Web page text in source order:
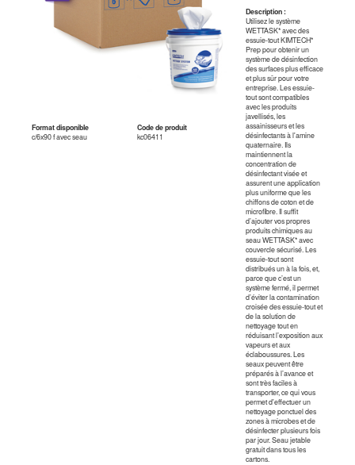
Format disponible
Code de produit
c/6x90 f avec seau
kc06411
Description :
Utilisez le système
WETTASK* avec des
essuie-tout KIMTECH*
Prep pour obtenir un
système de désinfection
des surfaces plus efficace
et plus sûr pour votre
entreprise. Les essuie-
tout sont compatibles
avec les produits
javellisés, les
assainisseurs et les
désinfectants à l'amine
quaternaire. Ils
maintiennent la
concentration de
désinfectant visée et
assurent une application
plus uniforme que les
chiffons de coton et de
microfibre. Il suffit
d’ajouter vos propres
produits chimiques au
seau WETTASK* avec
couvercle sécurisé. Les
essuie-tout sont
distribués un à la fois, et,
parce que c’est un
système fermé, il permet
d’éviter la contamination
croisée des essuie-tout et
de la solution de
nettoyage tout en
réduisant l’exposition aux
vapeurs et aux
éclaboussures. Les
seaux peuvent être
préparés à l’avance et
sont très faciles à
transporter, ce qui vous
permet d'effectuer un
nettoyage ponctuel des
zones à microbes et de
désinfecter plusieurs fois
par jour. Seau jetable
gratuit dans tous les
cartons.